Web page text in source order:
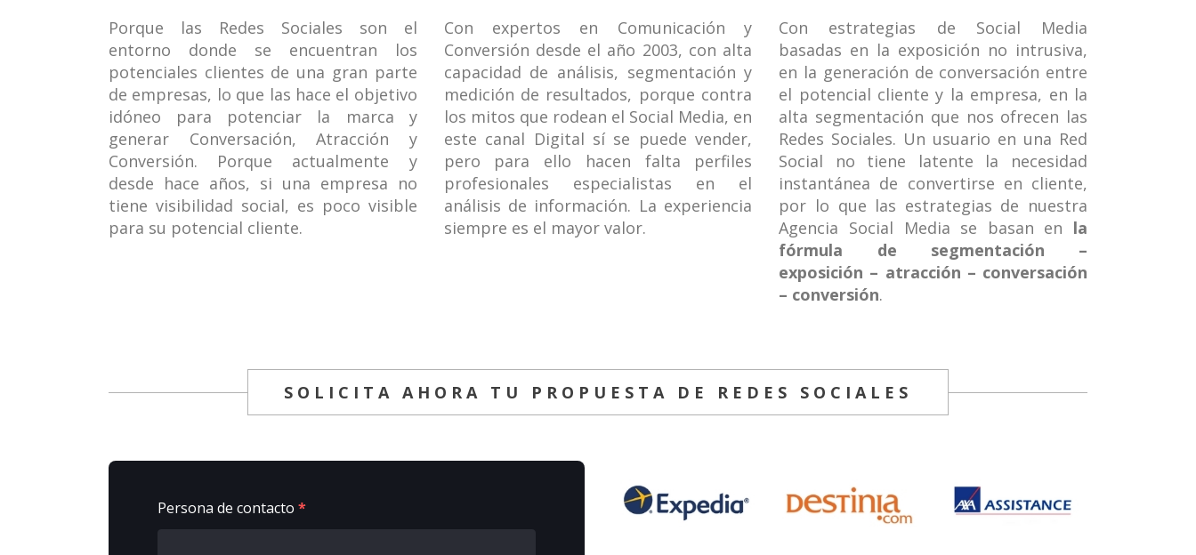
Porque las Redes Sociales son el
entorno donde se encuentran los
potenciales clientes de una gran parte
de empresas, lo que las hace el objetivo
idóneo para potenciar la marca y
generar Conversación, Atracción y
Conversión. Porque actualmente y
desde hace años, si una empresa no
tiene visibilidad social, es poco visible
para su potencial cliente.
Con expertos en Comunicación y
Conversión desde el año 2003, con alta
capacidad de análisis, segmentación y
medición de resultados, porque contra
los mitos que rodean el Social Media, en
este canal Digital sí se puede vender,
pero para ello hacen falta perfiles
profesionales especialistas en el
análisis de información. La experiencia
siempre es el mayor valor.
Con estrategias de Social Media
basadas en la exposición no intrusiva,
en la generación de conversación entre
el potencial cliente y la empresa, en la
alta segmentación que nos ofrecen las
Redes Sociales. Un usuario en una Red
Social no tiene latente la necesidad
instantánea de convertirse en cliente,
por lo que las estrategias de nuestra
Agencia Social Media se basan en la
fórmula de segmentación –
exposición – atracción – conversación
– conversión.
SOLICITA AHORA TU PROPUESTA DE REDES SOCIALES
Persona de contacto *